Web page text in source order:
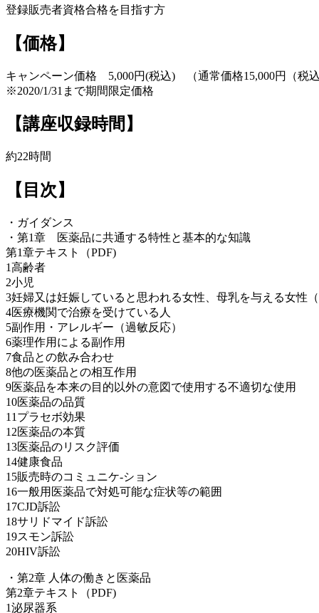
登録販売者資格合格を目指す方
【価格】
キャンペーン価格 5,000円(税込) （通常価格15,000円（税
※2020/1/31まで期間限定価格
【講座収録時間】
約22時間
【目次】
・ガイダンス
・第1章 医薬品に共通する特性と基本的な知識
第1章テキスト（PDF)
1高齢者
2小児
3妊婦又は妊娠していると思われる女性、母乳を与える女性
4医療機関で治療を受けている人
5副作用・アレルギー（過敏反応）
6薬理作用による副作用
7食品との飲み合わせ
8他の医薬品との相互作用
9医薬品を本来の目的以外の意図で使用する不適切な使用
10医薬品の品質
11プラセボ効果
12医薬品の本質
13医薬品のリスク評価
14健康食品
15販売時のコミュニケ-ション
16一般用医薬品で対処可能な症状等の範囲
17CJD訴訟
18サリドマイド訴訟
19スモン訴訟
20HIV訴訟
・第2章 人体の働きと医薬品
第2章テキスト（PDF)
1泌尿器系